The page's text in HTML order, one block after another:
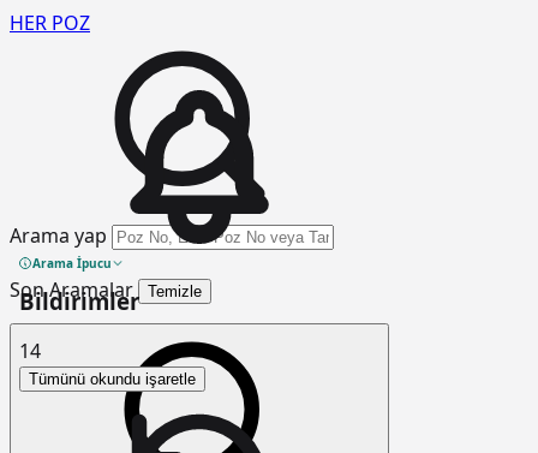
HER POZ
Arama yap
Arama İpucu
Son Aramalar Temizle
Bildirimler
14
Tümünü okundu işaretle